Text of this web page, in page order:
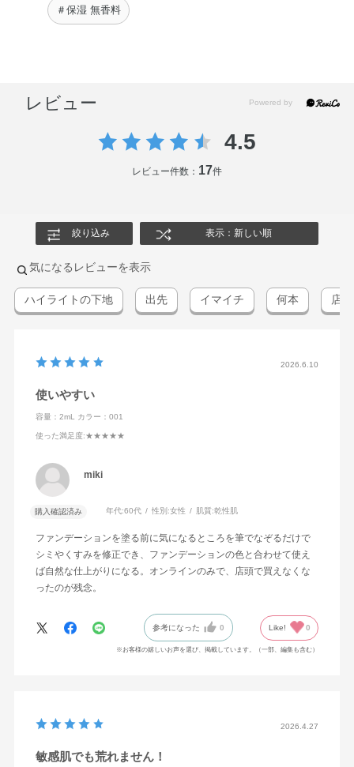
＃保湿 無香料
レビュー
4.5
レビュー件数： 17件
絞り込み 表示：新しい順
気になるレビューを表示
ハイライトの下地 出先 イマイチ 何本 店頭
2026.6.10
使いやすい
容量：2mL カラー：001
使った満足度:★★★★★
miki
購入確認済み 年代:60代 性別:女性 肌質:乾性肌
ファンデーションを塗る前に気になるところを筆でなぞるだけで
シミやくすみを修正でき、ファンデーションの色と合わせて使え
ば自然な仕上がりになる。オンラインのみで、店頭で買えなくな
ったのが残念。
参考になった 0 Like! 0
※お客様の嬉しいお声を選び、掲載しています。（一部、編集も含む）
2026.4.27
敏感肌でも荒れません！